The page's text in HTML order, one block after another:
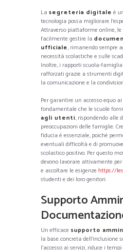
La segreteria digitale è
tecnologia possa migliorare
Attraverso piattaforme online,
facilmente gestire la
ufficiale, rimanendo sempre
necessità scolastiche e sulle
Inoltre, i rapporti scuola-famiglia
rafforzati grazie a strumenti
la comunicazione e la
Per garantire un accesso equo ai
fondamentale che le scuole
agli utenti, rispondendo alle
preoccupazioni delle famiglie.
fiducia è essenziale, poiché
eventuali difficoltà e di
scolastico positivo. Per questo
devono lavorare attivamente
e ascoltare le esigenze https://
studenti e dei loro genitori.
Supporto
Un efficace supporto
la base concreta dell’inclusione
l’accesso ai servizi, riduce i